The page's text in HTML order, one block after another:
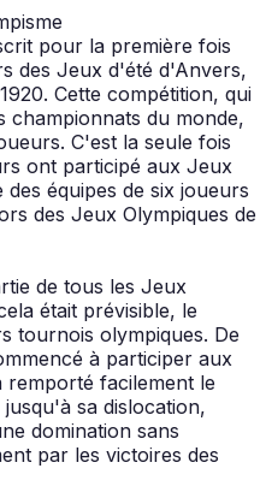
pour la première fois
des Jeux d'été d'Anvers,
Cette compétition, qui
championnats du monde,
C'est la seule fois
ont participé aux Jeux
équipes de six joueurs
des Jeux Olympiques de
de tous les Jeux
était prévisible, le
tournois olympiques. De
à participer aux
facilement le
sa dislocation,
domination sans
par les victoires des